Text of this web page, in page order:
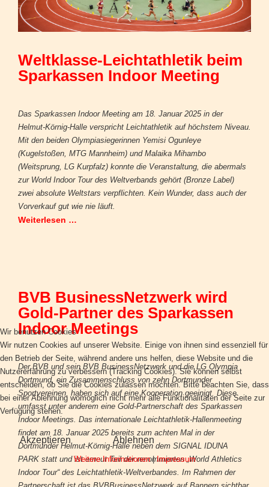
Weltklasse-Leichtathletik beim
Sparkassen Indoor Meeting
Das Sparkassen Indoor Meeting am 18. Januar 2025 in der
Helmut-Körnig-Halle verspricht Leichtathletik auf höchstem Niveau.
Mit den beiden Olympiasiegerinnen Yemisi Ogunleye
(Kugelstoßen, MTG Mannheim) und Malaika Mihambo
(Weitsprung, LG Kurpfalz) konnte die Veranstaltung, die abermals
zur World Indoor Tour des Weltverbands gehört (Bronze Label)
zwei absolute Weltstars verpflichten. Kein Wunder, dass auch der
Vorverkauf gut wie nie läuft.
Weiterlesen …
BVB BusinessNetzwerk wird
Gold-Partner des Sparkassen
Indoor Meetings
Der BVB und sein BVB BusinessNetzwerk und die LG Olympia
Dortmund, ein Zusammenschluss von zehn Dortmunder
Sportvereinen, haben sich auf eine Kooperation geeinigt. Diese
umfasst unter anderem eine Gold-Partnerschaft des Sparkassen
Indoor Meetings. Das internationale Leichtathletik-Hallenmeeting
findet am 18. Januar 2025 bereits zum achten Mal in der
Dortmunder Helmut-Körnig-Halle neben dem SIGNAL IDUNA
PARK statt und ist erneut Teil der renommierten „World Athletics
Indoor Tour“ des Leichtathletik-Weltverbandes. Im Rahmen der
Wir benutzen Cookies
Wir nutzen Cookies auf unserer Website. Einige von ihnen sind essenziell für
den Betrieb der Seite, während andere uns helfen, diese Website und die
Nutzererfahrung zu verbessern (Tracking Cookies). Sie können selbst
entscheiden, ob Sie die Cookies zulassen möchten. Bitte beachten Sie, dass
bei einer Ablehnung womöglich nicht mehr alle Funktionalitäten der Seite zur
Verfügung stehen.
Akzeptieren Ablehnen
Weitere Informationen|Impressum